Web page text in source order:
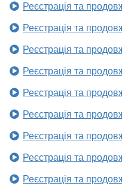
Реєстрація та
Реєстрація та
Реєстрація та
Реєстрація та
Реєстрація та
Реєстрація та
Реєстрація та
Реєстрація та
Реєстрація та